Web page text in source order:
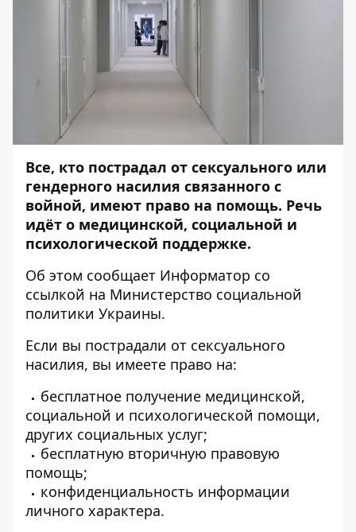
Все, кто пострадал от сексуального или
гендерного насилия связанного с
войной, имеют право на помощь. Речь
идёт о медицинской, социальной и
психологической поддержке.
Об этом сообщает Информатор со
ссылкой на Министерство социальной
политики Украины.
Если вы пострадали от сексуального
насилия, вы имеете право на:
бесплатное получение медицинской,
социальной и психологической помощи,
других социальных услуг;
бесплатную вторичную правовую
помощь;
конфиденциальность информации
личного характера.